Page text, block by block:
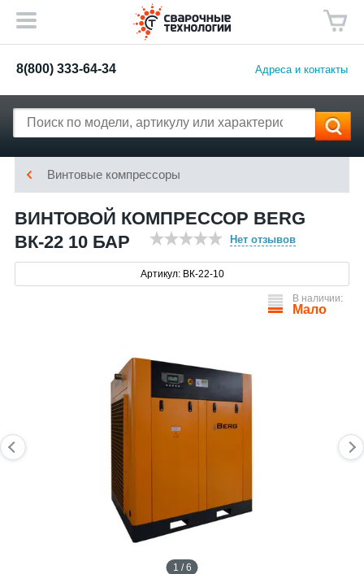
8(800) 333-64-34 Адреса и контакты
Винтовые компрессоры
ВИНТОВОЙ КОМПРЕССОР BERG
ВК-22 10 БАР
Нет отзывов
Артикул: ВК-22-10
В наличии:
Мало
1 / 6